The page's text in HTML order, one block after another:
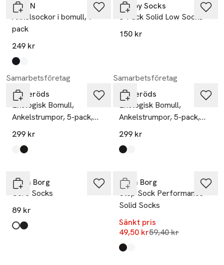
Å MAN
Ankelsockor i bomull, 7-
pack
249 kr
Produkten finns i färgerna:
Black
White
Happy Socks
3-Pack Solid Low Socks
150 kr
Samarbetsföretag
Resteröds
Ekologisk Bomull,
Ankelstrumpor, 5-pack,
Svart
299 kr
Produkten finns i färgerna:
white
black
Samarbetsföretag
Resteröds
Ekologisk Bomull,
Ankelstrumpor, 5-pack,
Svart
299 kr
Produkten finns i färgerna:
black
white
Björn Borg
Core Socks
89 kr
Produkten finns i färgerna:
White
Black
-17%
Björn Borg
Step Sock Performance
Solid Socks
Sänkt pris
49,50 krLägsta pris 30 dagar
59,40 kr
Produkten finns i färgerna:
Multipack 1
Multipack 11